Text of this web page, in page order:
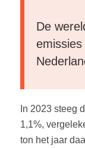
De
In 2023 steeg
1,1%,
ton het jaar